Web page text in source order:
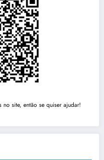
no site, então se quiser ajudar!